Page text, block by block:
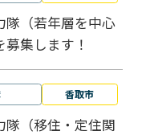
隊（若年層を中心
集します！
香取市
隊（移住・定住関